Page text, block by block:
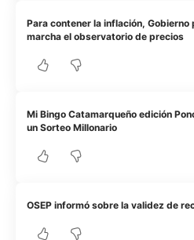
Para contener la inflación, Gobierno
marcha el observatorio de precios
Mi Bingo Catamarqueño edición
un Sorteo Millonario
OSEP informó sobre la validez de